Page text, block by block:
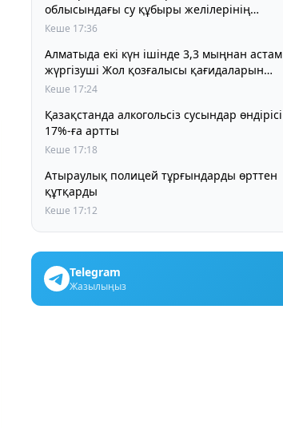
облысындағы су құбыры желілерінің
құрылысына 5 млрд теңге бөлінді
Кеше 17:36
Алматыда екі күн ішінде 3,3 мыңнан астам
жүргізуші Жол қозғалысы қағидаларын
бұзды
Кеше 17:24
Қазақстанда алкогольсіз сусындар өндірісі
17%-ға артты
Кеше 17:18
Атыраулық полицей тұрғындарды өрттен
құтқарды
Кеше 17:12
Telegram
Жазылыңыз